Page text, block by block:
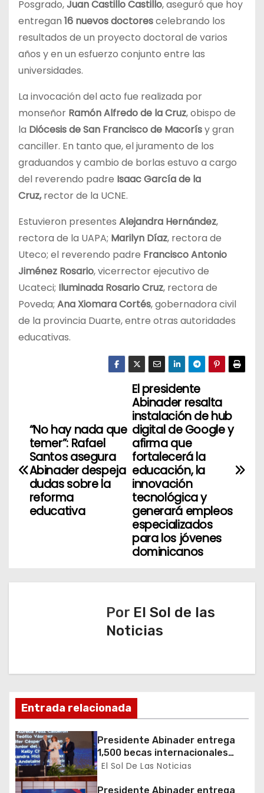
Posgrado,Juan Castillo Castillo, aseguró que hoy
entregan 16 nuevos doctorescelebrando los
resultados de un proyecto doctoral de varios
años y en un esfuerzo conjunto entre las
universidades.
La invocación del acto fue realizada por
monseñor Ramón Alfredo de la Cruz, obispo de
la Diócesis de San Francisco de Macorísy gran
canciller. En tanto que, el juramento de los
graduandos y cambio de borlas estuvo a cargo
del reverendo padre Isaac García de la
Cruz,rector de la UCNE.
Estuvieron presentes Alejandra Hernández,
rectora de la UAPA; Marilyn Díaz, rectora de
Uteco; el reverendo padre Francisco Antonio
Jiménez Rosario, vicerrector ejecutivo de
Ucateci; Iluminada Rosario Cruz, rectora de
Poveda; Ana Xiomara Cortés, gobernadora civil
de la provincia Duarte, entre otras autoridades
educativas.
e
n
t
r
El presidente
Abinader resalta
instalación de hub
digital de Google y
afirma que
fortalecerá la
educación, la
innovación
tecnológica y
generará empleos
especializados
para los jóvenes
dominicanos
“No hay nada que
temer”: Rafael
Santos asegura
Abinader despeja
dudas sobre la
reforma
educativa
Por El Sol de las
Noticias
Entrada relacionada
Presidente Abinader entrega
1,500 becas internacionales
para cursar programas de
especialización, maestrías y
doctorados en universidades
El Sol De Las Noticias
Presidente Abinader entrega